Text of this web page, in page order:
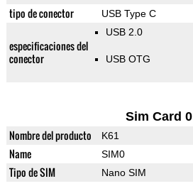
tipo de conector USB Type C
especificaciones del
conector
USB 2.0
USB OTG
Sim Card 0
Nombre del producto K61
Name SIM0
Tipo de SIM Nano SIM